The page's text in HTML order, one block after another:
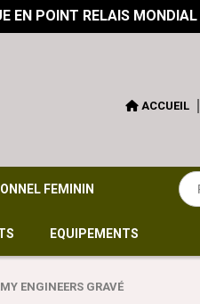
EN POINT RELAIS
ACCUEIL
FEMININ
EQUIPEMENTS
ENGINEERS GRAVÉ